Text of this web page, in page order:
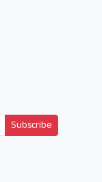
Subscribe